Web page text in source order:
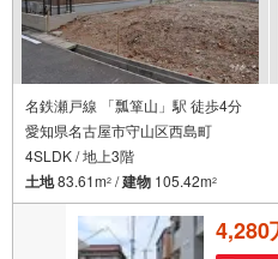
名鉄瀬戸線 「瓢箪山」駅 徒歩4分
愛知県名古屋市守山区西島町
4SLDK / 地上3階
土地83.61m2 /建物 105.42m2
4,280